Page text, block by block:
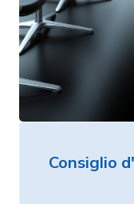
Consiglio